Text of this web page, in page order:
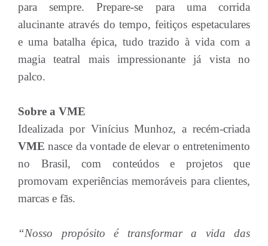
para sempre. Prepare-se para uma corrida
alucinante através do tempo, feitiços espetaculares
e uma batalha épica, tudo trazido à vida com a
magia teatral mais impressionante já vista no
palco.
Sobre a VME
Idealizada por Vinícius Munhoz, a recém-criada
VME nasce da vontade de elevar o entretenimento
no Brasil, com conteúdos e projetos que
promovam experiências memoráveis para clientes,
marcas e fãs.
“Nosso propósito é transformar a vida das